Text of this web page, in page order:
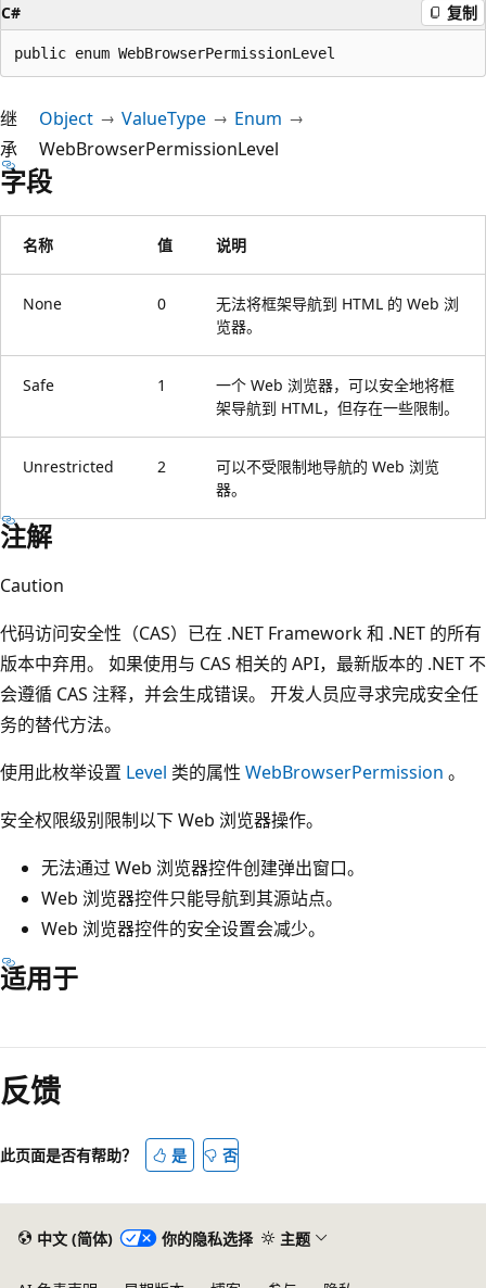
C# 复制
public enum WebBrowserPermissionLevel
继
承
Object ValueType
Enum
WebBrowserPermissionLevel
字段
名称 值 说明
None 0
无法将框架导航到 HTML 的 Web 浏
览器。
Safe 1
一个 Web 浏览器，可以安全地将框
架导航到 HTML，但存在一些限制。
Unrestricted 2
可以不受限制地导航的 Web 浏览
器。
注解
Caution
代码访问安全性（CAS）已在 .NET Framework 和 .NET 的所有
版本中弃用。 如果使用与 CAS 相关的 API，最新版本的 .NET 不
会遵循 CAS 注释，并会生成错误。 开发人员应寻求完成安全任
务的替代方法。
使用此枚举设置 Level 类的属性 WebBrowserPermission 。
安全权限级别限制以下 Web 浏览器操作。
无法通过 Web 浏览器控件创建弹出窗口。
Web 浏览器控件只能导航到其源站点。
Web 浏览器控件的安全设置会减少。
适用于
读
模
已
用
反馈
此页面是否有帮助？ 是 否
中文 (简体) 你的隐私选择 主题